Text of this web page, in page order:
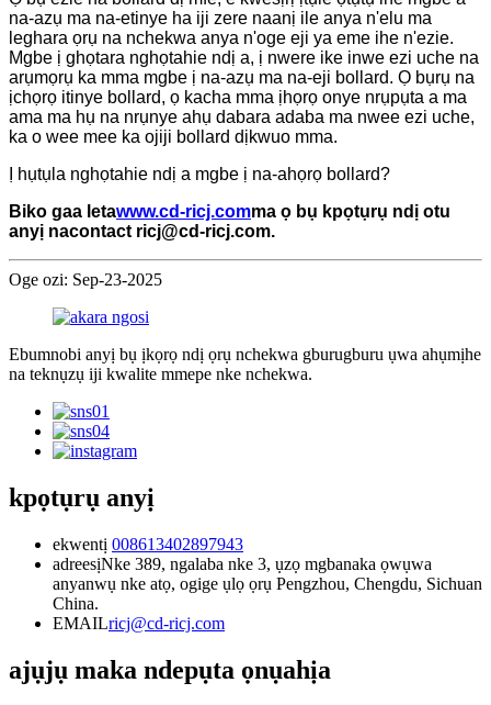
na-azụ ma na-etinye ha iji zere naanị ile anya n'elu ma
leghara ọrụ na nchekwa anya n'oge eji ya eme ihe n'ezie.
Mgbe ị ghọtara nghọtahie ndị a, ị nwere ike inwe ezi uche na
arụmọrụ ka mma mgbe ị na-azụ ma na-eji bollard. Ọ bụrụ na
ịchọrọ itinye bollard, ọ kacha mma ịhọrọ onye nrụpụta a ma
ama ma hụ na nrụnye ahụ dabara adaba ma nwee ezi uche,
ka o wee mee ka ojiji bollard dịkwuo mma.
Ị hụtụla nghọtahie ndị a mgbe ị na-ahọrọ bollard?
Biko gaa letawww.cd-ricj.comma ọ bụ kpọtụrụ ndị otu
anyị nacontact ricj@cd-ricj.com.
Oge ozi: Sep-23-2025
Ebumnobi anyị bụ ịkọrọ ndị ọrụ nchekwa gburugburu ụwa ahụmịhe
na teknụzụ iji kwalite mmepe nke nchekwa.
kpọtụrụ anyị
ekwentị 008613402897943
adreesịNke 389, ngalaba nke 3, ụzọ mgbanaka ọwụwa
anyanwụ nke atọ, ogige ụlọ ọrụ Pengzhou, Chengdu, Sichuan
China.
EMAILricj@cd-ricj.com
ajụjụ maka ndepụta ọnụahịa